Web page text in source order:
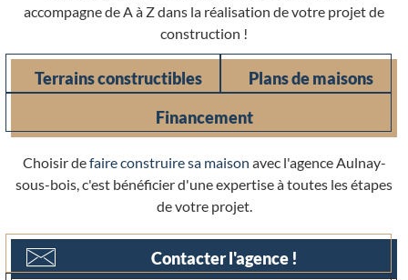
accompagne de A à Z dans la réalisation de votre projet de
construction !
Terrains constructibles
Plans de maisons
Financement
Choisir defaire construire sa maison avec l'agence Aulnay-
sous-bois, c'est bénéficier d'une expertise à toutes les étapes
de votre projet.
Contacter l'agence !